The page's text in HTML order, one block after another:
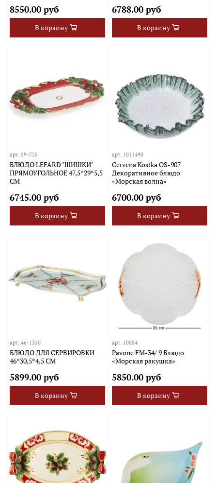
8550.00 руб
В корзину
6788.00 руб
В корзину
арт.59-725
БЛЮДО LEFARD "ШИШКИ"
ПРЯМОУГОЛЬНОЕ 47,5*29*5,5
СМ
6745.00 руб
В корзину
арт. 1011490
Cervena Kostka OS-907
Декоративное блюдо
«Морская волна»
6700.00 руб
В корзину
арт.46-1350
БЛЮДО ДЛЯ СЕРВИРОВКИ
46*30,5*4,5 СМ
5899.00 руб
В корзину
арт. 10884
Pavone FM-34/ 9 Блюдо
«Морская ракушка»
5850.00 руб
В корзину